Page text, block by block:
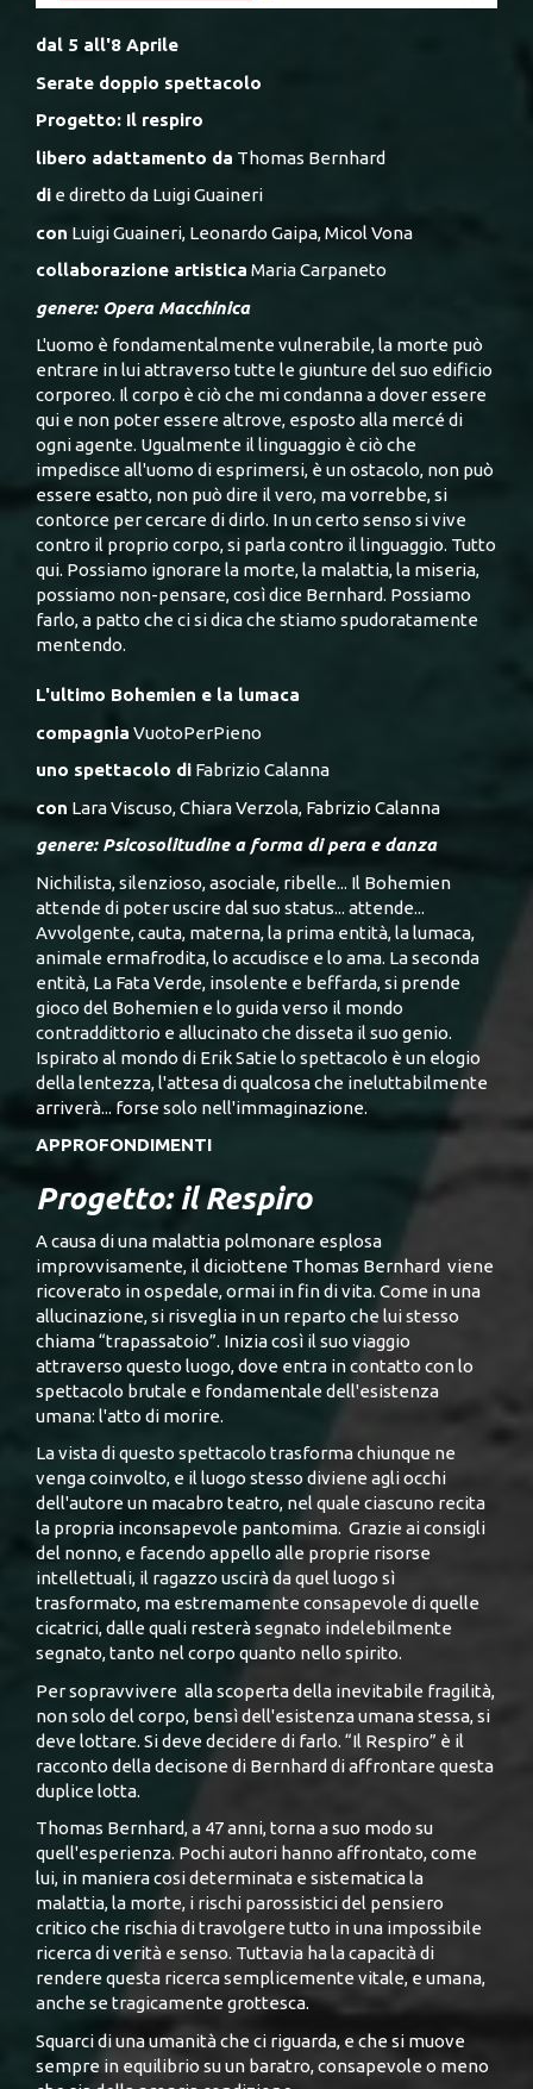
dal 5 all'8 Aprile
Serate doppio spettacolo
Progetto: Il respiro
libero adattamento da Thomas Bernhard
di e diretto da Luigi Guaineri
con Luigi Guaineri, Leonardo Gaipa, Micol Vona
collaborazione artistica Maria Carpaneto
genere: Opera Macchinica
L'uomo è fondamentalmente vulnerabile, la morte può
entrare in lui attraverso tutte le giunture del suo edificio
corporeo. Il corpo è ciò che mi condanna a dover essere
qui e non poter essere altrove, esposto alla mercé di
ogni agente. Ugualmente il linguaggio è ciò che
impedisce all'uomo di esprimersi, è un ostacolo, non può
essere esatto, non può dire il vero, ma vorrebbe, si
contorce per cercare di dirlo. In un certo senso si vive
contro il proprio corpo, si parla contro il linguaggio. Tutto
qui. Possiamo ignorare la morte, la malattia, la miseria,
possiamo non-pensare, così dice Bernhard. Possiamo
farlo, a patto che ci si dica che stiamo spudoratamente
mentendo.
L'ultimo Bohemien e la lumaca
compagnia VuotoPerPieno
uno spettacolo di Fabrizio Calanna
con Lara Viscuso, Chiara Verzola, Fabrizio Calanna
genere: Psicosolitudine a forma di pera e danza
Nichilista, silenzioso, asociale, ribelle... Il Bohemien
attende di poter uscire dal suo status... attende...
Avvolgente, cauta, materna, la prima entità, la lumaca,
animale ermafrodita, lo accudisce e lo ama. La seconda
entità, La Fata Verde, insolente e beffarda, si prende
gioco del Bohemien e lo guida verso il mondo
contraddittorio e allucinato che disseta il suo genio.
Ispirato al mondo di Erik Satie lo spettacolo è un elogio
della lentezza, l'attesa di qualcosa che ineluttabilmente
arriverà... forse solo nell'immaginazione.
APPROFONDIMENTI
Progetto: il Respiro
A causa di una malattia polmonare esplosa
improvvisamente, il diciottene Thomas Bernhard viene
ricoverato in ospedale, ormai in fin di vita. Come in una
allucinazione, si risveglia in un reparto che lui stesso
chiama “trapassatoio”. Inizia così il suo viaggio
attraverso questo luogo, dove entra in contatto con lo
spettacolo brutale e fondamentale dell'esistenza
umana: l'atto di morire.
La vista di questo spettacolo trasforma chiunque ne
venga coinvolto, e il luogo stesso diviene agli occhi
dell'autore un macabro teatro, nel quale ciascuno recita
la propria inconsapevole pantomima. Grazie ai consigli
del nonno, e facendo appello alle proprie risorse
intellettuali, il ragazzo uscirà da quel luogo sì
trasformato, ma estremamente consapevole di quelle
cicatrici, dalle quali resterà segnato indelebilmente
segnato, tanto nel corpo quanto nello spirito.
Per sopravvivere alla scoperta della inevitabile fragilità,
non solo del corpo, bensì dell'esistenza umana stessa, si
deve lottare. Si deve decidere di farlo. “Il Respiro” è il
racconto della decisone di Bernhard di affrontare questa
duplice lotta.
Thomas Bernhard, a 47 anni, torna a suo modo su
quell'esperienza. Pochi autori hanno affrontato, come
lui, in maniera cosi determinata e sistematica la
malattia, la morte, i rischi parossistici del pensiero
critico che rischia di travolgere tutto in una impossibile
ricerca di verità e senso. Tuttavia ha la capacità di
rendere questa ricerca semplicemente vitale, e umana,
anche se tragicamente grottesca.
Squarci di una umanità che ci riguarda, e che si muove
sempre in equilibrio su un baratro, consapevole o meno